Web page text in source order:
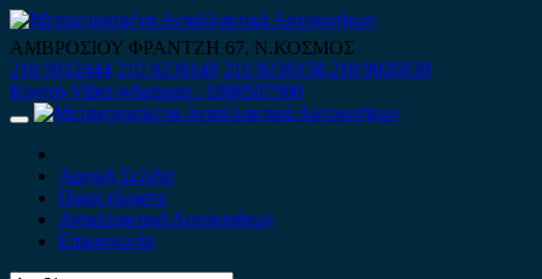
Skip
to
content
ΑΜΒΡΟΣΙΟΥ ΦΡΑΝΤΖΗ 67, Ν.ΚΟΣΜΟΣ
210 9012444 210 9239148 210 9238158 210 9026839
Κινητό-Viber-whatsapp : 6980507900
Primary
Αρχική Σελίδα
Ποιοί είμαστε
Ανταλλακτικά Αυτοκινήτων
Επικοινωνία